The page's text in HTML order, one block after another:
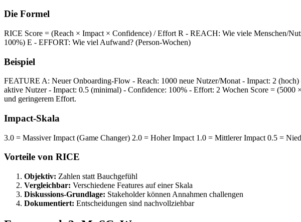
Die Formel
RICE Score = (Reach × Impact × Confidence) / Effort R - REACH: Wie viele Menschen/
100%) E - EFFORT: Wie viel Aufwand? (Person-Wochen)
Beispiel
FEATURE A: Neuer Onboarding-Flow - Reach: 1000 neue Nutzer/Monat - Impact: 2
aktive Nutzer - Impact: 0.5 (minimal) - Confidence: 100% - Effort: 2 Wochen Score =
und geringerem Effort.
Impact-Skala
3.0 = Massiver Impact (Game Changer) 2.0 = Hoher Impact 1.0 = Mittlerer Impact 0.5 =
Vorteile von RICE
Objektiv: Zahlen statt Bauchgefühl
Vergleichbar: Verschiedene Features auf einer Skala
Diskussions-Grundlage: Stakeholder können Annahmen challengen
Dokumentiert: Entscheidungen sind nachvollziehbar